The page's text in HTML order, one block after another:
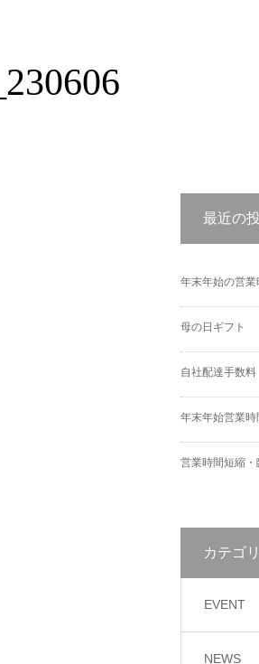
最近の
年末年始の営
母の日ギフト
自社配達手数
年末年始営業
営業時間短縮
カテゴ
EVENT
NEWS